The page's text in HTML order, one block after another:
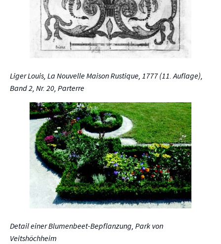
Liger Louis, La Nouvelle Maison Rustique, 1777 (11. Auflage),
Band 2, Nr. 20, Parterre
Detail einer Blumenbeet-Bepflanzung, Park von
Veitshöchheim